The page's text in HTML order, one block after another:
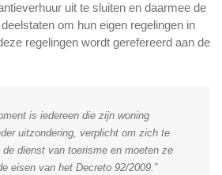
uit te sluiten en daarmee de
om hun eigen regelingen in
regelingen wordt gerefereerd aan de
is iedereen die zijn woning
uitzondering, verplicht om zich te
de dienst van toerisme en moeten ze
eisen van het Decreto 92/2009.”